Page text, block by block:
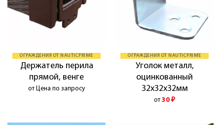
ОГРАЖДЕНИЯ ОТ NAUTICPRIME
Держатель перила
прямой, венге
от Цена по запросу
ОГРАЖДЕНИЯ ОТ NAUTICPRIME
Уголок металл,
оцинкованный
32х32х32мм
от 30 ₽